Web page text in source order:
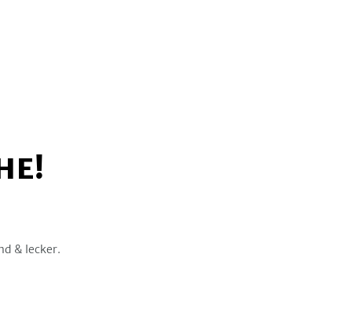
& lecker.